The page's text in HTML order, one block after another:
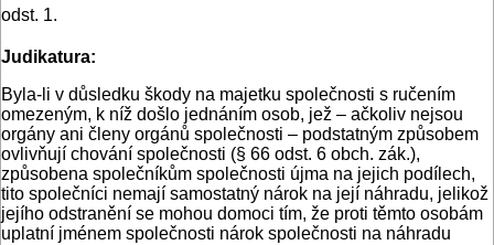
odst. 1.
Judikatura:
Byla-li v důsledku škody na majetku společnosti s ručením
omezeným, k níž došlo jednáním osob, jež – ačkoliv nejsou
orgány ani členy orgánů společnosti – podstatným způsobem
ovlivňují chování společnosti (§ 66 odst. 6 obch. zák.),
způsobena společníkům společnosti újma na jejich podílech,
tito společníci nemají samostatný nárok na její náhradu, jelikož
jejího odstranění se mohou domoci tím, že proti těmto osobám
uplatní jménem společnosti nárok společnosti na náhradu